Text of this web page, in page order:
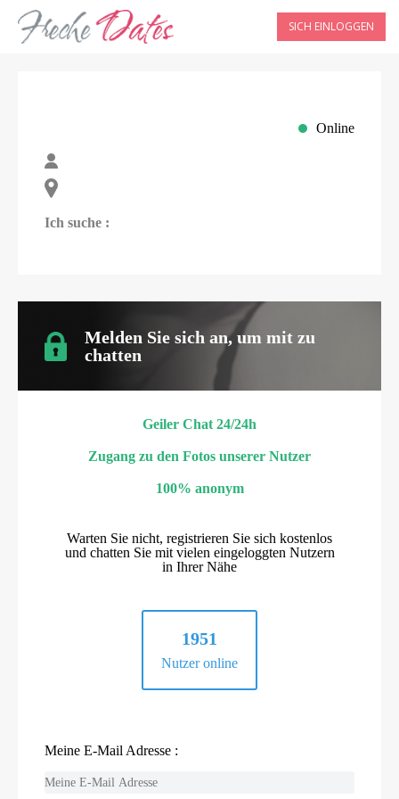
SICH EINLOGGEN
Online
Ich suche :
Melden Sie sich an, um mit zu
chatten
Geiler Chat 24/24h
Zugang zu den Fotos unserer Nutzer
100% anonym
Warten Sie nicht, registrieren Sie sich kostenlos
und chatten Sie mit vielen eingeloggten Nutzern
in Ihrer Nähe
1951
Nutzer online
Meine E-Mail Adresse :